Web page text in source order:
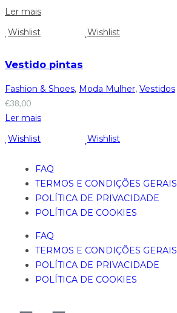
Ler mais
Wishlist
Wishlist
Vestido pintas
Fashion & Shoes, Moda Mulher, Vestidos
€38,00
Ler mais
Wishlist
Wishlist
FAQ
TERMOS E CONDIÇÕES GERAIS
POLÍTICA DE PRIVACIDADE
POLÍTICA DE COOKIES
FAQ
TERMOS E CONDIÇÕES GERAIS
POLÍTICA DE PRIVACIDADE
POLÍTICA DE COOKIES